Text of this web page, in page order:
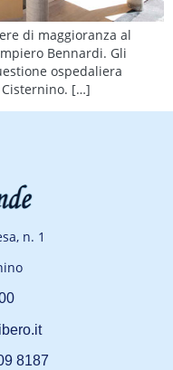
di maggioranza al
Bennardi. Gli
ospedaliera
[…]
n. 1
8187